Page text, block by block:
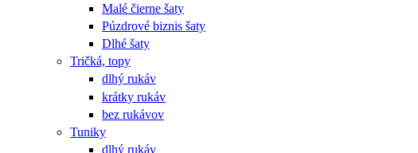
Malé čierne šaty
Púzdrové biznis šaty
Dlhé šaty
Tričká, topy
dlhý rukáv
krátky rukáv
bez rukávov
Tuniky
dlhý rukáv